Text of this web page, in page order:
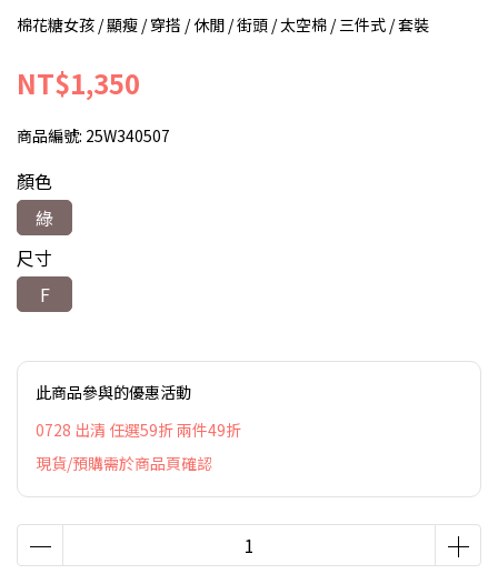
棉花糖女孩 / 顯瘦 / 穿搭 / 休閒 / 街頭 / 太空棉 / 三件式 / 套裝
NT$1,350
商品編號: 25W340507
顏色
綠
尺寸
F
此商品參與的優惠活動
0728 出清 任選59折 兩件49折
現貨/預購需於商品頁確認